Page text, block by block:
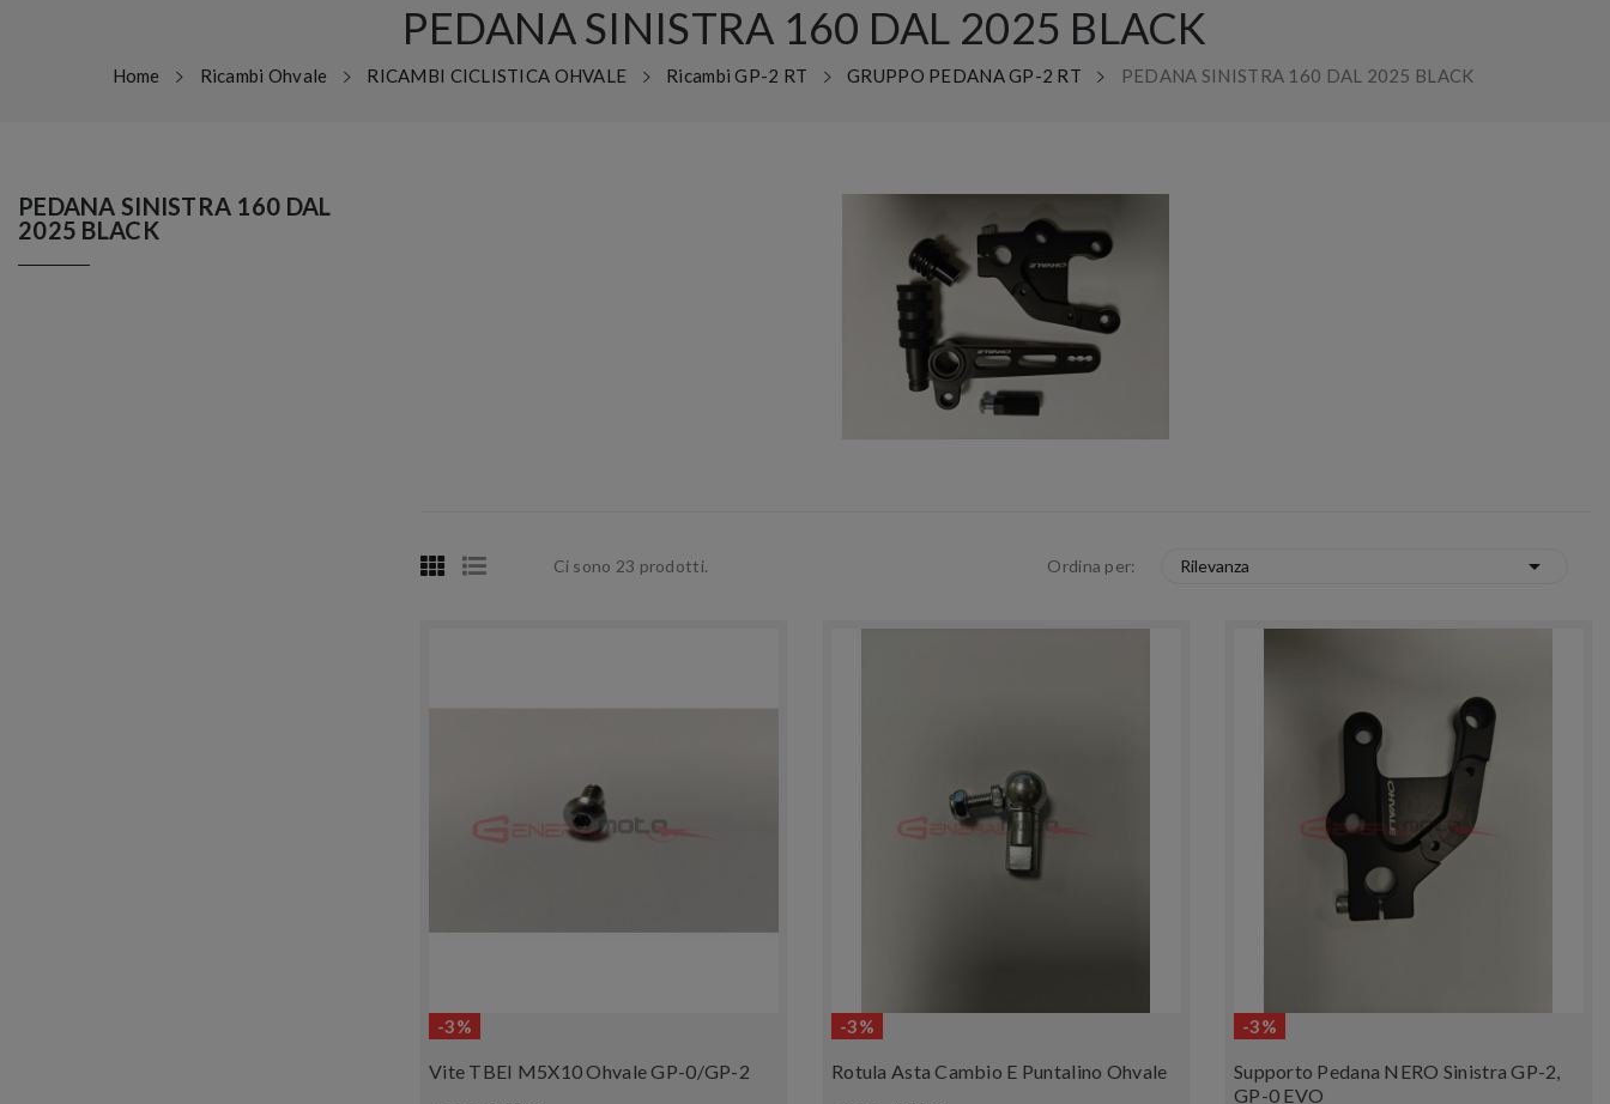
PEDANA SINISTRA 160 DAL 2025 BLACK
Home Ricambi Ohvale RICAMBI CICLISTICA OHVALE Ricambi GP-2 RT GRUPPO PEDANA GP-2 RT PEDANA SINISTRA 160 DAL 2025 BLACK
PEDANA SINISTRA 160 DAL
2025 BLACK
Ci sono 23 prodotti. Ordina per: Rilevanza 
-3%
Vite TBEI M5X10 Ohvale GP-0/GP-2
-3%
Rotula Asta Cambio E Puntalino Ohvale
-3%
Supporto Pedana NERO Sinistra GP-2,
GP-0 EVO